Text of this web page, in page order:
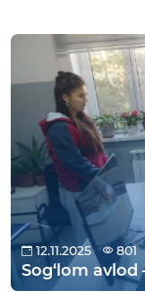
12.11.2025 801
Sog‘lom